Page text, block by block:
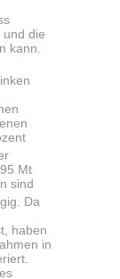
die
kann.
Mt
sind
Da
haben
in